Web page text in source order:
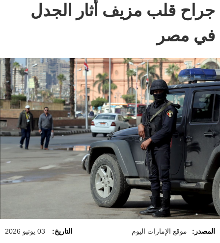
جراح قلب مزيف أثار الجدل
في مصر
المصدر: موقع الإمارات اليوم التاريخ: 03 يونيو 2026